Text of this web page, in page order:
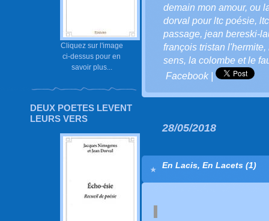
Cliquez sur l'image
ci-dessus pour en
savoir plus...
DEUX POETES LEVENT
LEURS VERS
demain mon amour, ou
dorval pour ltc poésie,
passage, jean bereski-
françois tristan l'hermite,
sens, la colombe et le
Facebook|
28/05/2018
En Lacis, En Lacets (1)